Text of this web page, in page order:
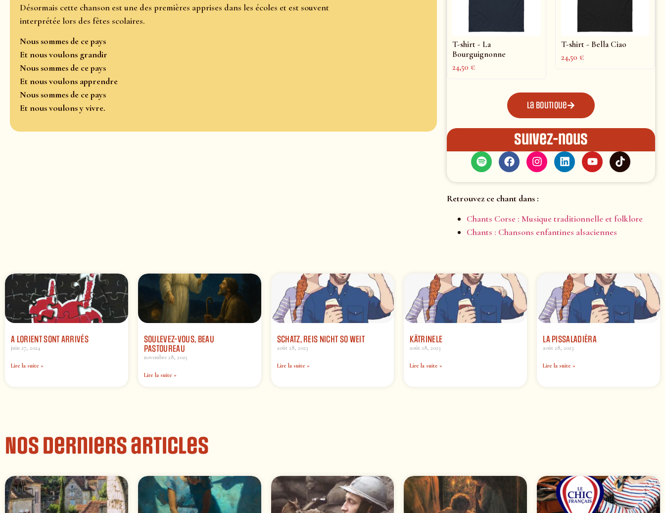
Désormais cette chanson est une des premières apprises dans les écoles et est souvent
interprétée lors des fêtes scolaires.
Nous sommes de ce pays
Et nous voulons grandir
Nous sommes de ce pays
Et nous voulons apprendre
Nous sommes de ce pays
Et nous voulons y vivre.
T-shirt - La
Bourguignonne
24,50€
T-shirt - Bella Ciao
24,50€
La boutique
Suivez-nous
Retrouvez ce chant dans :
Chants Corse : Musique traditionnelle et folklore
Chants : Chansons enfantines alsaciennes
A LORIENT SONT ARRIVÉS
juin 27, 2024
Lire la suite »
SOULEVEZ-VOUS, BEAU
PASTOUREAU
novembre 28, 2025
Lire la suite »
SCHATZ, REIS NICHT SO WEIT
août 28, 2023
Lire la suite »
KÄTRINELE
août 28, 2023
Lire la suite »
LA PISSALADIÈRA
août 28, 2023
Lire la suite »
Nos derniers articles